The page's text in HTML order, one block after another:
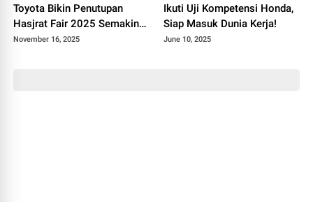
Toyota Bikin Penutupan
Hasjrat Fair 2025 Semakin
Pecah!
November 16, 2025
Ikuti Uji Kompetensi Honda,
Siap Masuk Dunia Kerja!
June 10, 2025